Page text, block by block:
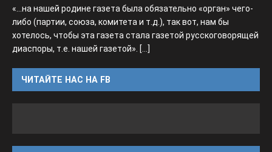
«...на нашей родине газета была обязательно «орган» чего-
либо (партии, союза, комитета и т.д.), так вот, нам бы
хотелось, чтобы эта газета стала газетой русскоговорящей
диаспоры, т.е. нашей газетой». [...]
ЧИТАЙТЕ НАС НА FB